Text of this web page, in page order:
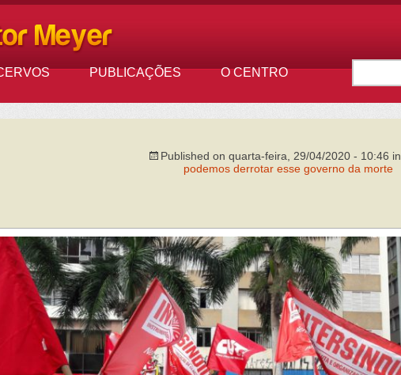
PUBLICAÇÕES O CENTRO
Published on quarta-feira, 29/04/2020 - 10:46 in
podemos derrotar esse governo da morte